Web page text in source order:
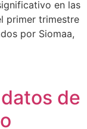
en las
primer trimestre
por Siomaa,
de